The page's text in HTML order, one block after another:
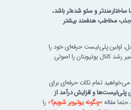
و سئو شده‌تر باشد،
مخاطب هدفمند بیشتر
اولین پلی‌لیست حرفه‌ای خود را
کانال یوتیوبتان را اصولی
می‌خواهید تمام نکات حرفه‌ای برای
پلی‌لیست‌ها و افزایش درآمد از
حتما مقاله«چگونه یوتیوبر شویم؟» را